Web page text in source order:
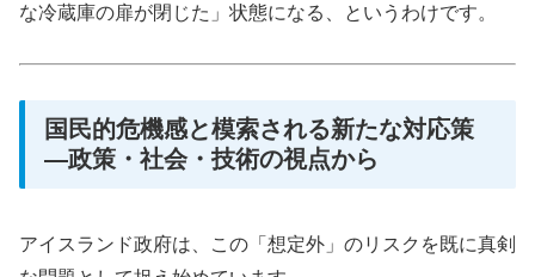
な冷蔵庫の扉が閉じた」状態になる、というわけです。
国民的危機感と模索される新たな対応策
―政策・社会・技術の視点から
アイスランド政府は、この「想定外」のリスクを既に真剣